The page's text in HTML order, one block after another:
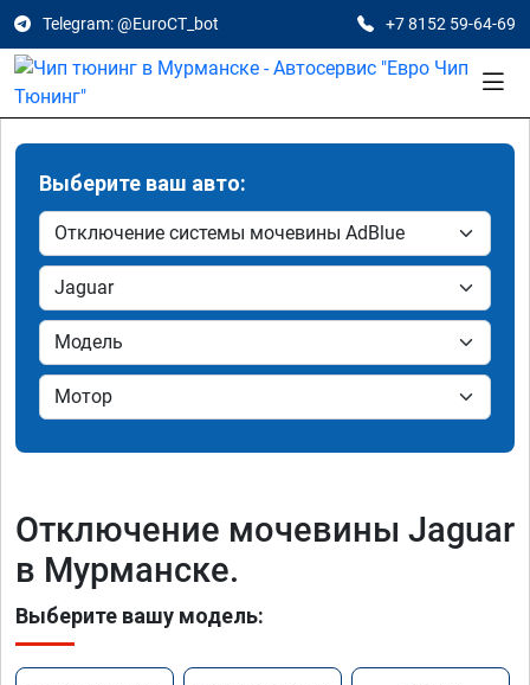
Telegram: @EuroCT_bot +7 8152 59-64-69
Выберите ваш авто:
Отключение мочевины Jaguar
в Мурманске.
Выберите вашу модель: